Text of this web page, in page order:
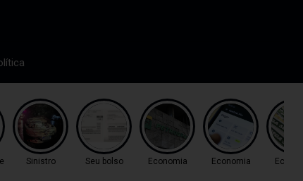
Sinistro Seu bolso Economia Economia